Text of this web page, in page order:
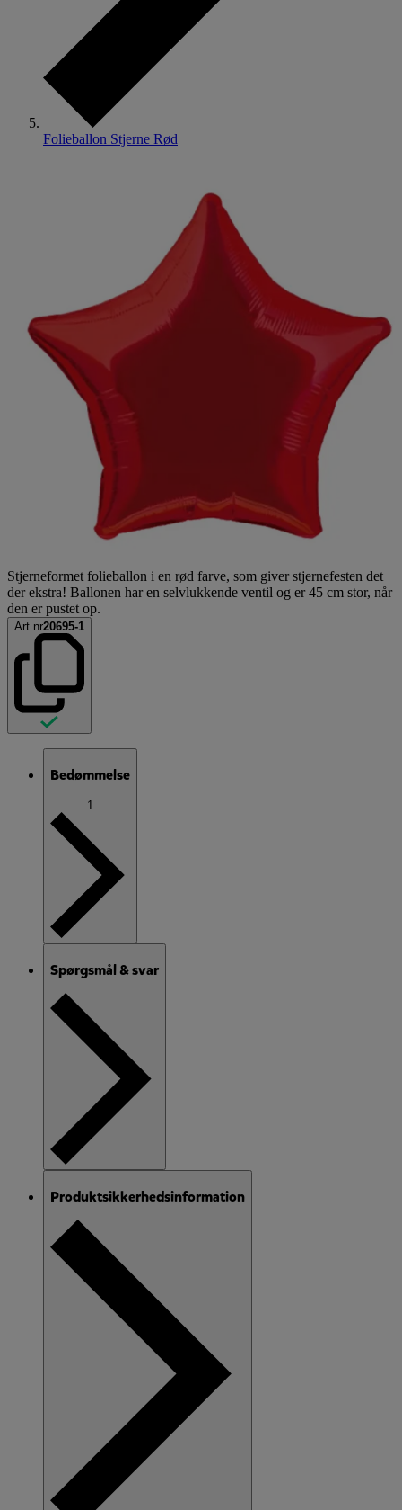
Folieballon Stjerne Rød
Stjerneformet folieballon i en rød farve, som giver stjernefesten det
der ekstra! Ballonen har en selvlukkende ventil og er 45 cm stor, når
den er pustet op.
Art.nr20695-1
Bedømmelse
1
Spørgsmål & svar
Produktsikkerhedsinformation